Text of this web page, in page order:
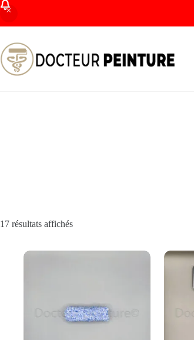
17 résultats affichés